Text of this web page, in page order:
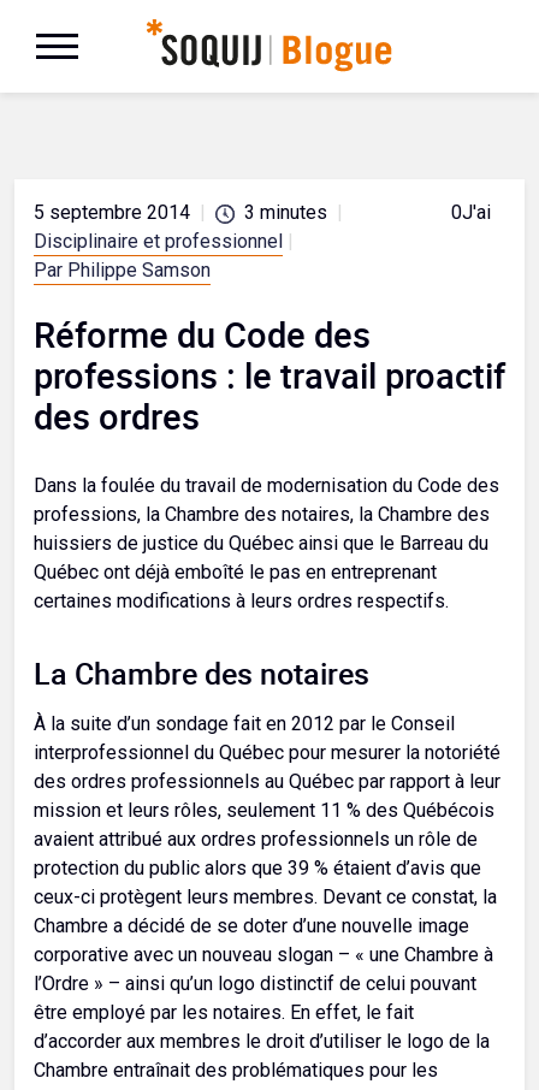
5 septembre 2014 3 minutes
Disciplinaire et professionnel
Par Philippe Samson
0J'aime
Réforme du Code des
professions : le travail proactif
des ordres
Dans la foulée du travail de modernisation du Code des
professions, la Chambre des notaires, la Chambre des
huissiers de justice du Québec ainsi que le Barreau du
Québec ont déjà emboîté le pas en entreprenant
certaines modifications à leurs ordres respectifs.
La Chambre des notaires
À la suite d’un sondage fait en 2012 par le Conseil
interprofessionnel du Québec pour mesurer la notoriété
des ordres professionnels au Québec par rapport à leur
mission et leurs rôles, seulement 11 % des Québécois
avaient attribué aux ordres professionnels un rôle de
protection du public alors que 39 % étaient d’avis que
ceux-ci protègent leurs membres. Devant ce constat, la
Chambre a décidé de se doter d’une nouvelle image
corporative avec un nouveau slogan – « une Chambre à
l’Ordre » – ainsi qu’un logo distinctif de celui pouvant
être employé par les notaires. En effet, le fait
d’accorder aux membres le droit d’utiliser le logo de la
Chambre entraînait des problématiques pour les